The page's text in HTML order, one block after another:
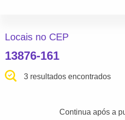
Locais no CEP
13876-161
3 resultados encontrados
Continua após a